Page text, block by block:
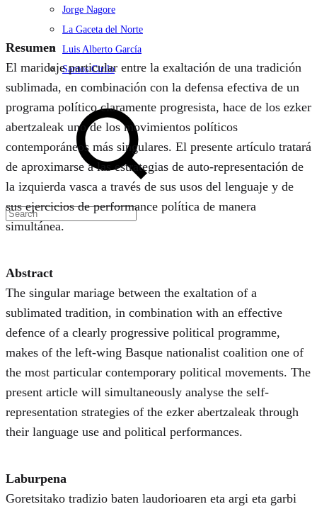
Jorge Nagore
La Gaceta del Norte
Luis Alberto García
Santos Cirilo
Resumen
El maridaje particular entre la exaltación de una tradición
sublimada, en combinación con la defensa efectiva de un
programa político claramente progresista, hace de los ezker
abertzaleak uno de los movimientos políticos
contemporáneos más singulares. El presente artículo tratará
de aproximarse a las estrategias de auto-representación de
la izquierda vasca a través de sus usos del lenguaje y de
sus ejercicios de performance política de manera
simultánea.
Abstract
The singular mariage between the exaltation of a
sublimated tradition, in combination with an effective
defence of a clearly progressive political programme,
makes of the left-wing Basque nationalist coalition one of
the most particular contemporary political movements. The
present article will simultaneously analyse the self-
representation strategies of the ezker abertzaleak through
their language use and political performances.
Laburpena
Goretsitako tradizio baten laudorioaren eta argi eta garbi